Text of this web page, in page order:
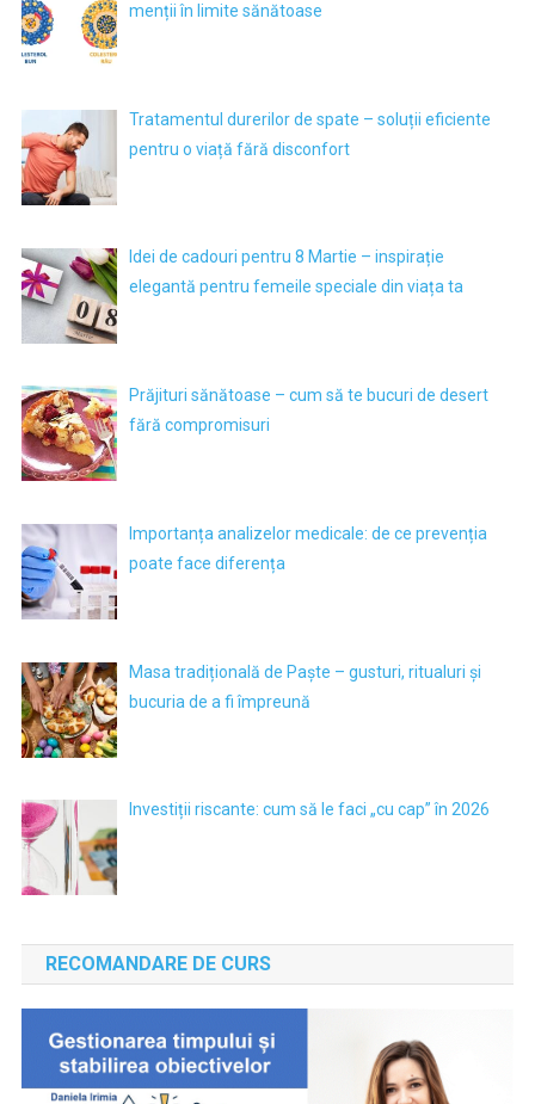
menții în limite sănătoase
Tratamentul durerilor de spate – soluții eficiente
pentru o viață fără disconfort
Idei de cadouri pentru 8 Martie – inspirație
elegantă pentru femeile speciale din viața ta
Prăjituri sănătoase – cum să te bucuri de desert
fără compromisuri
Importanța analizelor medicale: de ce prevenția
poate face diferența
Masa tradițională de Paște – gusturi, ritualuri și
bucuria de a fi împreună
Investiții riscante: cum să le faci „cu cap” în 2026
RECOMANDARE DE CURS